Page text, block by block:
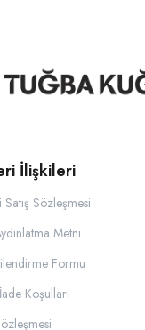
İlişkileri
Sözleşmesi
Metni
Formu
Koşulları